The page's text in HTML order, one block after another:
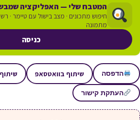
המטבח שלי — האפליקציה
חיפוש מתכונים · מצב בישול עם טיימר ·
מתמונה
כניסה
הדפסה שיתוף בוואטסאפ
העתקת קישור